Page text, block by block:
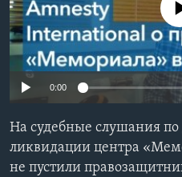
Learning English
СОЦИАЛЬНЫЕ СЕТИ
Языки
No media
0:00
На судебные слушания по
ликвидации центра
не пустили